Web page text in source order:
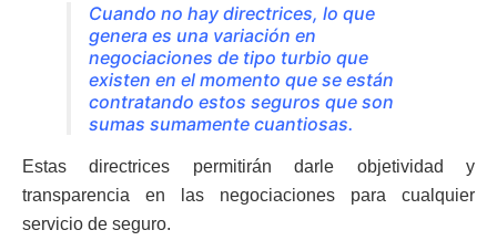
Cuando no hay directrices, lo que
genera es una variación en
negociaciones de tipo turbio que
existen en el momento que se están
contratando estos seguros que son
sumas sumamente cuantiosas.
Estas directrices permitirán darle objetividad y
transparencia en las negociaciones para cualquier
servicio de seguro.